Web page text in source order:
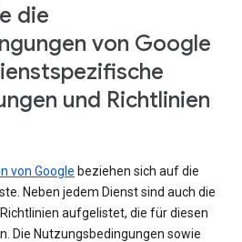
die
von Google
und Richtlinien
von Google beziehen sich auf die
Neben jedem Dienst sind auch die
aufgelistet, die für diesen
Die Nutzungsbedingungen sowie